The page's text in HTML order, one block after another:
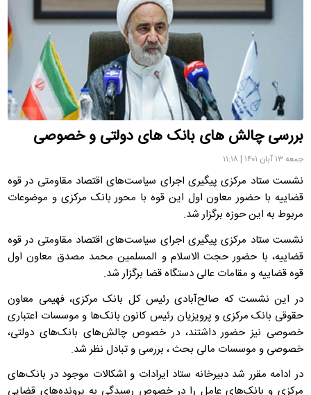
بررسی چالش های بانک های دولتی و خصوصی
جمعه ۱۳ آبان ۱۴۰۱ | ۱۱:۱۸
نشست ستاد مرکزی پیگیری اجرای سیاست‌های اقتصاد مقاومتی در قوه
قضاییه با حضور معاون اول این قوه با محور بانک مرکزی و موضوعات
مربوط به این حوزه برگزار شد.
نشست ستاد مرکزی پیگیری اجرای سیاست‌های اقتصاد مقاومتی در قوه
قضاییه، با حضور حجت الاسلام و المسلمین محمد مصدق معاون اول
قوه قضاییه و مقامات عالی دستگاه قضا برگزار شد.
در این نشست که صالح‌آبادی رئیس کل بانک مرکزی، فهیمی معاون
حقوقی بانک مرکزی و پرویزیان رئیس کانون بانک‌ها و موسسات اعتباری
خصوصی نیز حضور داشتند، در خصوص چالش‌های بانک‌های دولتی،
خصوصی و موسسات مالی بحث ، بررسی و تبادل نظر شد.
در ادامه مقرر شد دبیرخانه ستاد ایرادات و اشکالات موجود در بانک‌های
مرکزی و بانک‌های عامل را در خصوص رسیدگی به پرونده‌های قضایی